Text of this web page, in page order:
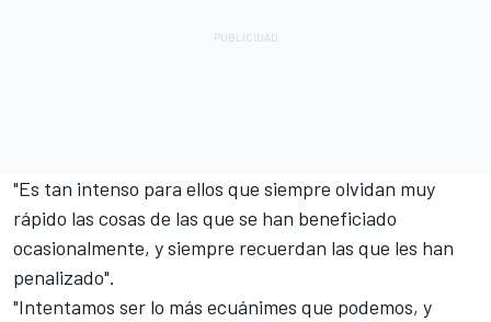
"Es tan intenso para ellos que siempre olvidan muy
rápido las cosas de las que se han beneficiado
ocasionalmente, y siempre recuerdan las que les han
penalizado".
"Intentamos ser lo más ecuánimes que podemos, y